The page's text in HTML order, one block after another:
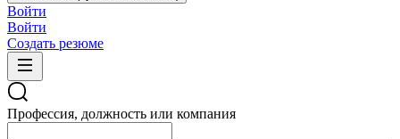
Войти
Войти
Создать резюме
Профессия, должность или компания